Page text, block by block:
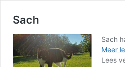
Sach
Sach
Meer
Lees